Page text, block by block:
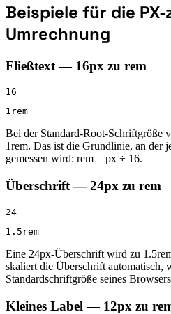
Beispiele für die PX-
Umrechnung
Fließtext — 16px zu rem
16
1rem
Bei der Standard-Root-Schriftgröße
1rem. Das ist die Grundlinie, an der
gemessen wird: rem = px ÷ 16.
Überschrift — 24px zu rem
24
1.5rem
Eine 24px-Überschrift wird zu
skaliert die Überschrift automatisch,
Standardschriftgröße seines
Kleines Label — 12px zu